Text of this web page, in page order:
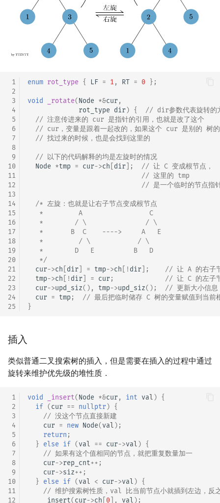
1
2
3
4
5
6
7
8
9
10
11
12
13
14
15
16
17
18
19
20
21
22
23
24
25
enum rot_type { LF = 1 , RT = 0 };
void _rotate(Node *&cur,
rot_type dir) {
// dir参数代表旋转的
// 注意传进来的 cur 是指针的引用，也就是改了这个
// cur，变量是跟着一起改的，如果这个 cur 是别的 树
// 找过来的时候，也是会找到这里的
// 以下的代码解释的均是左旋时的情况
Node *tmp = cur->ch dir ];
// 让 C 变成根节点，
// 这里的 tmp
// 是一个临时的节点指
/* 左旋：也就是让右子节点变成根节点
   *         A                 C
   *        / \               / \
   *       B  C    ---->     A   E
   *         / \            / \
   *        D   E          B   D
   */
cur->ch dir = tmp->ch ! dir ];
// 让 A 的右子
tmp->ch ! dir = cur;
// 让 C 的左子
cur->upd_siz(), tmp->upd_siz();
// 更新大小信息
cur = tmp ;
// 最后把临时储存 C 树的变量赋值到当前
}
插入
类似普通二叉搜索树的插入，但是需要在插入的过程中通过
旋转来维护优先级的堆性质．
1
2
3
4
5
6
7
8
9
10
11
12
void _insert(Node *&cur, int val) {
if (cur == nullptr) {
// 没这个节点直接新建
cur = new Node(val);
return ;
} else if (val == cur->val) {
// 如果有这个值相同的节点，就把重复数量加一
cur->rep_cnt++ ;
cur->siz++ ;
} else if (val < cur->val) {
// 维护搜索树性质，val 比当前节点小就插到左边，反
_insert(cur->ch 0 ], val);